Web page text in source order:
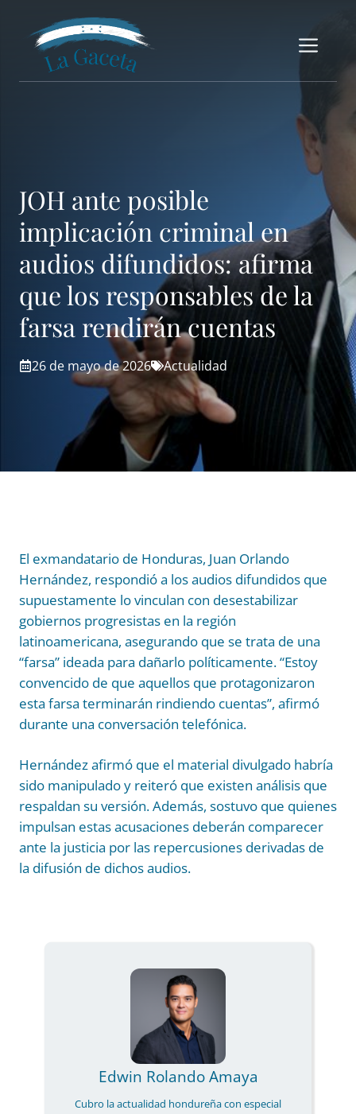
contenido
JOH ante posible
implicación criminal en
audios difundidos: afirma
que los responsables de la
farsa rendirán cuentas
26 de mayo de 2026 Actualidad
El exmandatario de Honduras, Juan Orlando
Hernández, respondió a los audios difundidos que
supuestamente lo vinculan con desestabilizar
gobiernos progresistas en la región
latinoamericana, asegurando que se trata de una
“farsa” ideada para dañarlo políticamente. “Estoy
convencido de que aquellos que protagonizaron
esta farsa terminarán rindiendo cuentas”, afirmó
durante una conversación telefónica.
Hernández afirmó que el material divulgado habría
sido manipulado y reiteró que existen análisis que
respaldan su versión. Además, sostuvo que quienes
impulsan estas acusaciones deberán comparecer
ante la justicia por las repercusiones derivadas de
la difusión de dichos audios.
Edwin Rolando Amaya
Cubro la actualidad hondureña con especial